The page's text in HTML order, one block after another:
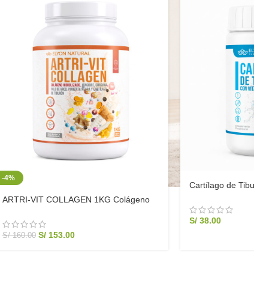
-4%
ARTRI-VIT COLLAGEN 1KG Colágeno
S/160.00 S/153.00
Cartílago de
S/38.00